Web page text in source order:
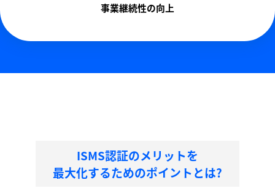
事業継続性の向上
ISMS認証のメリットを
最大化するためのポイントとは?